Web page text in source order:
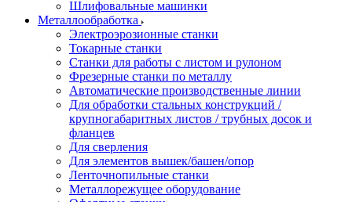
Шлифовальные машинки
Металлообработка
Электроэрозионные станки
Токарные станки
Станки для работы с листом и рулоном
Фрезерные станки по металлу
Автоматические производственные линии
Для обработки стальных конструкций /
крупногабаритных листов / трубных досок и
фланцев
Для сверления
Для элементов вышек/башен/опор
Ленточнопильные станки
Металлорежущее оборудование